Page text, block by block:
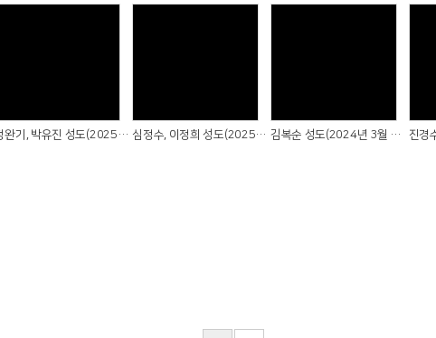
정완기, 박유진 성도(2025년 2월 16일) 심정수, 이정희 성도(2025년 1월 26일) 김복순 성도(2024년 3월 24일)